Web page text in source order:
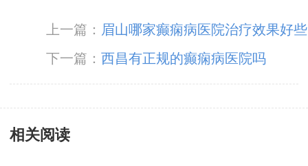
上一篇： 眉山哪家癫痫病医院治疗效果好些
下一篇：西昌有正规的癫痫病医院吗
相关阅读